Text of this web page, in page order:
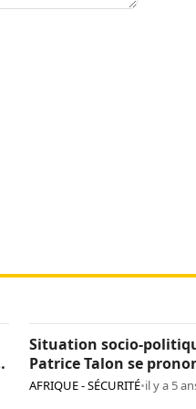
Situation socio-
Patrice Talon se
AFRIQUE - SÉCURITÉ•il y a 5